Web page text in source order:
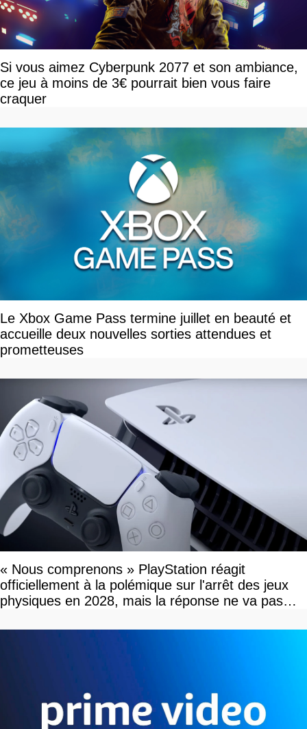
Si vous aimez Cyberpunk 2077 et son ambiance,
ce jeu à moins de 3€ pourrait bien vous faire
craquer
Le Xbox Game Pass termine juillet en beauté et
accueille deux nouvelles sorties attendues et
prometteuses
« Nous comprenons » PlayStation réagit
officiellement à la polémique sur l'arrêt des jeux
physiques en 2028, mais la réponse ne va pas